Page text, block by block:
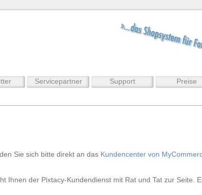
Servicepartner Support Preise
Sie sich bitte direkt an das Kundencenter von
Ihnen der Pixtacy-Kundendienst mit Rat und Tat zur Seite.